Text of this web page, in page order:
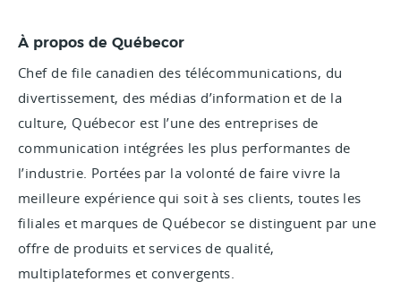
À propos de Québecor
Chef de file canadien des télécommunications, du
divertissement, des médias d’information et de la
culture, Québecor est l’une des entreprises de
communication intégrées les plus performantes de
l’industrie. Portées par la volonté de faire vivre la
meilleure expérience qui soit à ses clients, toutes les
filiales et marques de Québecor se distinguent par une
offre de produits et services de qualité,
multiplateformes et convergents.